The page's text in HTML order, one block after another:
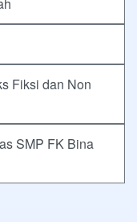
Fiksi dan Non
SMP FK Bina